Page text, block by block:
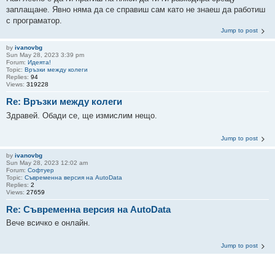
заплащане. Явно няма да се справиш сам като не знаеш да работиш
с програматор.
Jump to post
by ivanovbg
Sun May 28, 2023 3:39 pm
Forum: Идеята!
Topic: Връзки между колеги
Replies: 94
Views: 319228
Re: Връзки между колеги
Здравей. Обади се, ще измислим нещо.
Jump to post
by ivanovbg
Sun May 28, 2023 12:02 am
Forum: Софтуер
Topic: Съвременна версия на AutoData
Replies: 2
Views: 27659
Re: Съвременна версия на AutoData
Вече всичко е онлайн.
Jump to post